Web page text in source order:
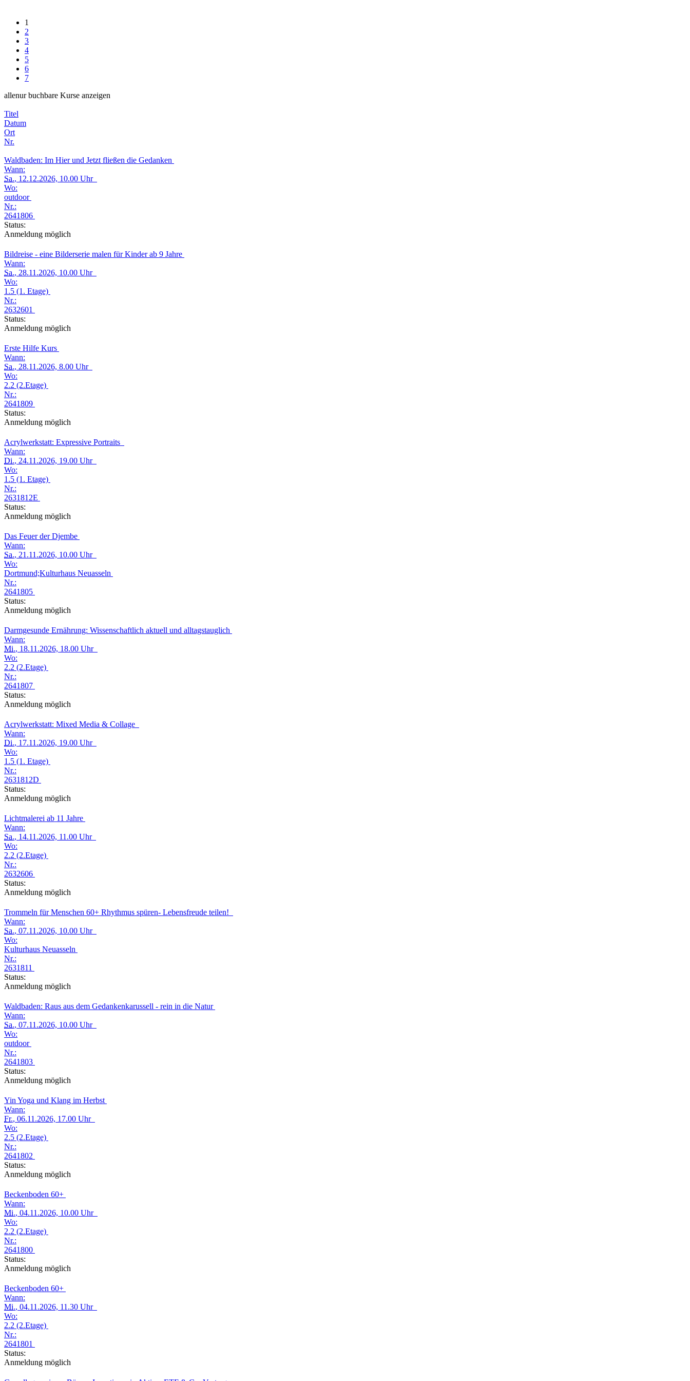
1
2
3
4
5
6
7
allenur buchbare Kurse anzeigen
Titel
Datum
Ort
Nr.
Waldbaden: Im Hier und Jetzt fließen die Gedanken
Wann:
Sa., 12.12.2026, 10.00 Uhr
Wo:
outdoor
Nr.:
2641806
Status:
Anmeldung möglich
Bildreise - eine Bilderserie malen für Kinder ab 9 Jahre
Wann:
Sa., 28.11.2026, 10.00 Uhr
Wo:
1.5 (1. Etage)
Nr.:
2632601
Status:
Anmeldung möglich
Erste Hilfe Kurs
Wann:
Sa., 28.11.2026, 8.00 Uhr
Wo:
2.2 (2.Etage)
Nr.:
2641809
Status:
Anmeldung möglich
Acrylwerkstatt: Expressive Portraits
Wann:
Di., 24.11.2026, 19.00 Uhr
Wo:
1.5 (1. Etage)
Nr.:
2631812E
Status:
Anmeldung möglich
Das Feuer der Djembe
Wann:
Sa., 21.11.2026, 10.00 Uhr
Wo:
Dortmund;Kulturhaus Neuasseln
Nr.:
2641805
Status:
Anmeldung möglich
Darmgesunde Ernährung: Wissenschaftlich aktuell und alltagstauglich
Wann:
Mi., 18.11.2026, 18.00 Uhr
Wo:
2.2 (2.Etage)
Nr.:
2641807
Status:
Anmeldung möglich
Acrylwerkstatt: Mixed Media & Collage
Wann:
Di., 17.11.2026, 19.00 Uhr
Wo:
1.5 (1. Etage)
Nr.:
2631812D
Status:
Anmeldung möglich
Lichtmalerei ab 11 Jahre
Wann:
Sa., 14.11.2026, 11.00 Uhr
Wo:
2.2 (2.Etage)
Nr.:
2632606
Status:
Anmeldung möglich
Trommeln für Menschen 60+ Rhythmus spüren- Lebensfreude teilen!
Wann:
Sa., 07.11.2026, 10.00 Uhr
Wo:
Kulturhaus Neuasseln
Nr.:
2631811
Status:
Anmeldung möglich
Waldbaden: Raus aus dem Gedankenkarussell - rein in die Natur
Wann:
Sa., 07.11.2026, 10.00 Uhr
Wo:
outdoor
Nr.:
2641803
Status:
Anmeldung möglich
Yin Yoga und Klang im Herbst
Wann:
Fr., 06.11.2026, 17.00 Uhr
Wo:
2.5 (2.Etage)
Nr.:
2641802
Status:
Anmeldung möglich
Beckenboden 60+
Wann:
Mi., 04.11.2026, 10.00 Uhr
Wo:
2.2 (2.Etage)
Nr.:
2641800
Status:
Anmeldung möglich
Beckenboden 60+
Wann:
Mi., 04.11.2026, 11.30 Uhr
Wo:
2.2 (2.Etage)
Nr.:
2641801
Status:
Anmeldung möglich